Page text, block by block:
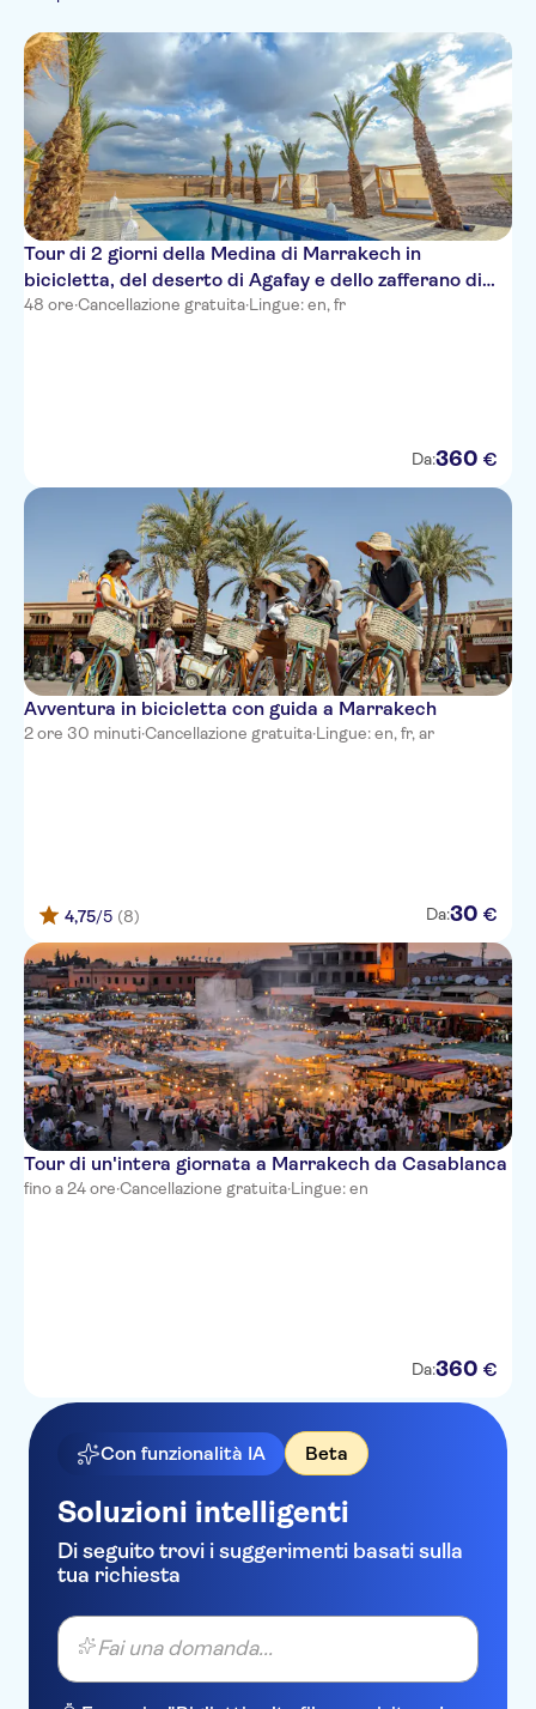
Tour di 2 giorni della Medina di Marrakech in
bicicletta, del deserto di Agafay e dello zafferano di
Ourika
48 ore·Cancellazione gratuita·Lingue: en, fr
Da:360 €
Avventura in bicicletta con guida a Marrakech
2 ore 30 minuti·Cancellazione gratuita·Lingue: en, fr, ar
4,75/5 (8) Da:30 €
Tour di un'intera giornata a Marrakech da Casablanca
fino a 24 ore·Cancellazione gratuita·Lingue: en
Da:360 €
Con funzionalità IA Beta
Soluzioni intelligenti
Di seguito trovi i suggerimenti basati sulla
tua richiesta
Fai una domanda...